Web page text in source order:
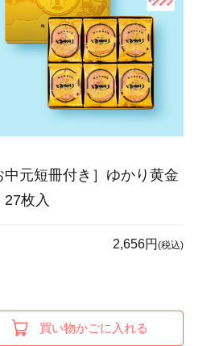
中元短冊付き］ゆかり黄金
枚入
2,656円 (税込)
買い物かごに入れる